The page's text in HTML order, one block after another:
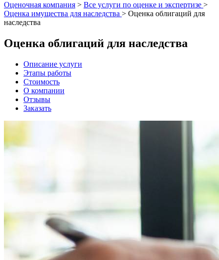
Оценочная компания > Все услуги по оценке и экспертизе >
Оценка имущества для наследства > Оценка облигаций для
наследства
Оценка облигаций для наследства
Описание услуги
Этапы работы
Стоимость
О компании
Отзывы
Заказать